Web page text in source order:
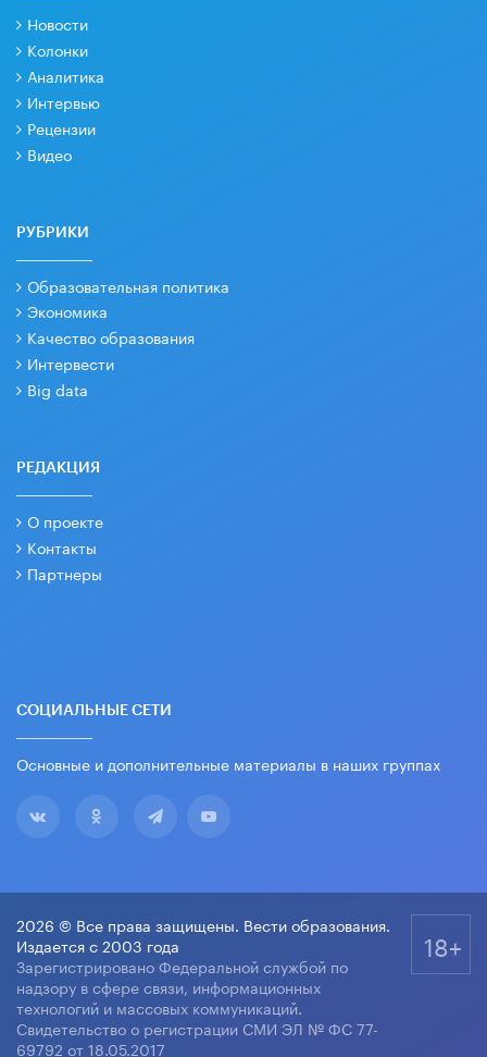
Новости
Колонки
Аналитика
Интервью
Рецензии
Видео
РУБРИКИ
Образовательная политика
Экономика
Качество образования
Интервести
Big data
РЕДАКЦИЯ
О проекте
Контакты
Партнеры
СОЦИАЛЬНЫЕ СЕТИ
Основные и дополнительные материалы в наших группах
2026 © Все права защищены. Вести образования.
Издается с 2003 года
Зарегистрировано Федеральной службой по
надзору в сфере связи, информационных
технологий и массовых коммуникаций.
Свидетельство о регистрации СМИ ЭЛ № ФС 77-
69792 от 18.05.2017
18+